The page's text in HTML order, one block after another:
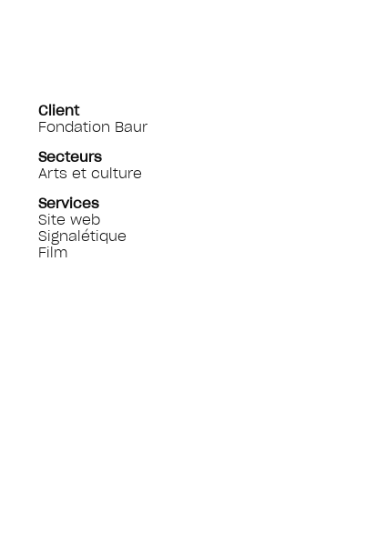
Client
Fondation Baur
Secteurs
Arts et culture
Services
Site web
Signalétique
Film